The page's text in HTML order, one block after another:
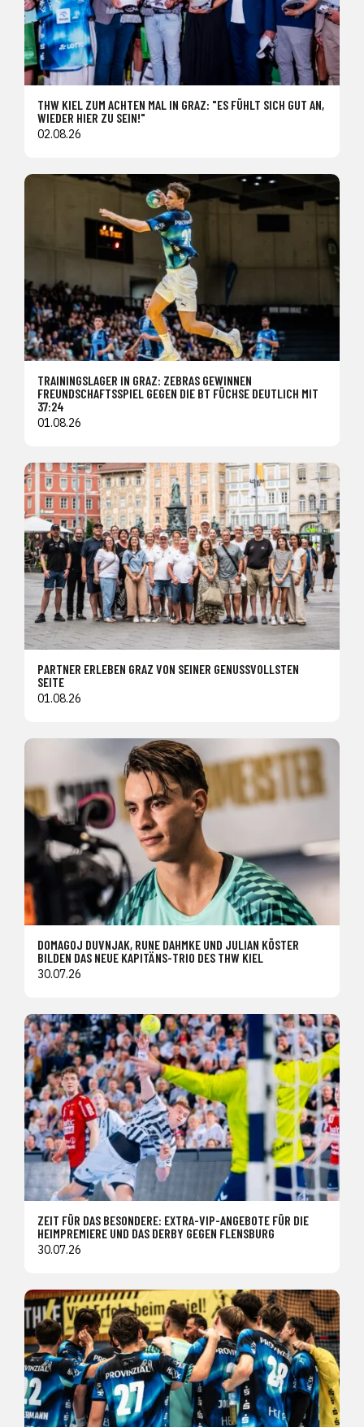
THW KIEL ZUM ACHTEN MAL IN GRAZ: "ES FÜHLT SICH GUT AN,
WIEDER HIER ZU SEIN!"
02.08.26
TRAININGSLAGER IN GRAZ: ZEBRAS GEWINNEN
FREUNDSCHAFTSSPIEL GEGEN DIE BT FÜCHSE DEUTLICH MIT
37:24
01.08.26
PARTNER ERLEBEN GRAZ VON SEINER GENUSSVOLLSTEN
SEITE
01.08.26
DOMAGOJ DUVNJAK, RUNE DAHMKE UND JULIAN KÖSTER
BILDEN DAS NEUE KAPITÄNS-TRIO DES THW KIEL
30.07.26
ZEIT FÜR DAS BESONDERE: EXTRA-VIP-ANGEBOTE FÜR DIE
HEIMPREMIERE UND DAS DERBY GEGEN FLENSBURG
30.07.26